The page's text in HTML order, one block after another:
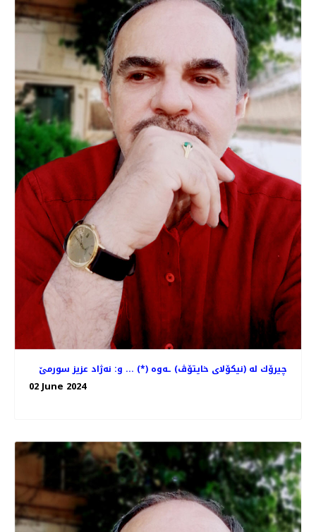
چیرۆك له‌ (نیكۆلای خایتۆڤ) ـه‌وه‌ (*) ... و: نه‌ژاد عزیز سورمێ
02 June 2024